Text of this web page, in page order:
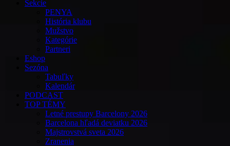
Sekcie
PENYA
História klubu
Mužstvo
Kategórie
Partneri
Eshop
Sezóna
Tabuľky
Kalendár
PODCAST
TOP TÉMY
Letné prestupy Barcelony 2026
Barcelona hľadá deviatku 2026
Majstrovstvá sveta 2026
Zranenia